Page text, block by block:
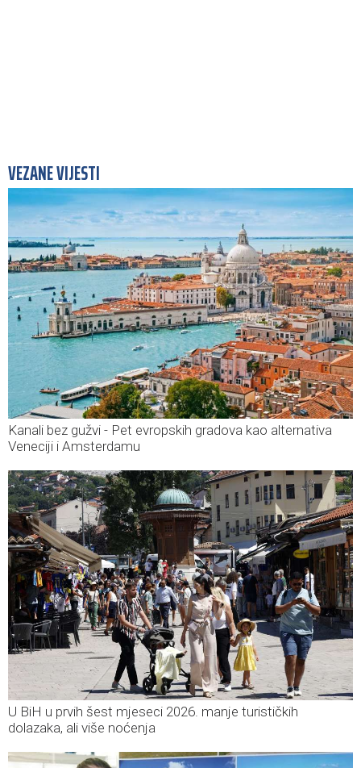
VEZANE VIJESTI
Kanali bez gužvi - Pet evropskih gradova kao alternativa
Veneciji i Amsterdamu
U BiH u prvih šest mjeseci 2026. manje turističkih
dolazaka, ali više noćenja